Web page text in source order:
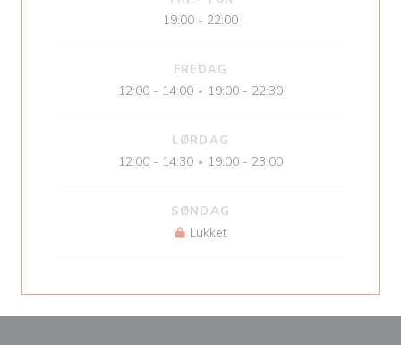
19:00 - 22:00
FREDAG
12:00 - 14:00 • 19:00 - 22:30
LØRDAG
12:00 - 14:30 • 19:00 - 23:00
SØNDAG
Lukket